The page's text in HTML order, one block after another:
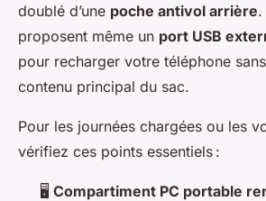
doublé d’une poche antivol arrière.
proposent même un port USB
pour recharger votre téléphone
contenu principal du sac.
Pour les journées chargées ou les
vérifiez ces points essentiels :
🖥️ Compartiment PC portable